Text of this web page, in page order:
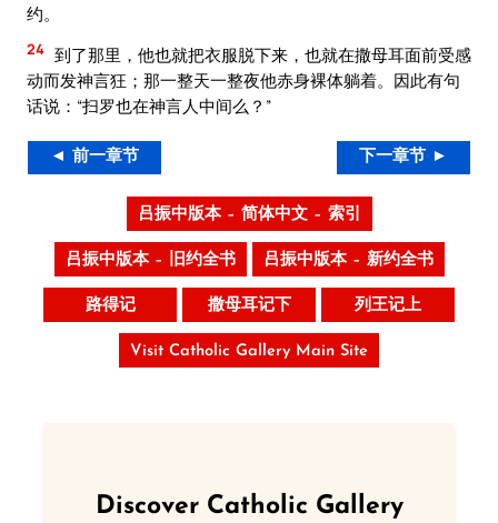
约。
24 到了那里，他也就把衣服脱下来，也就在撒母耳面前受感
动而发神言狂；那一整天一整夜他赤身裸体躺着。因此有句
话说：“扫罗也在神言人中间么？”
◄ 前一章节 下一章节 ►
吕振中版本 – 简体中文 – 索引
吕振中版本 – 旧约全书 吕振中版本 – 新约全书
路得记 撒母耳记下 列王记上
Visit Catholic Gallery Main Site
Discover Catholic Gallery